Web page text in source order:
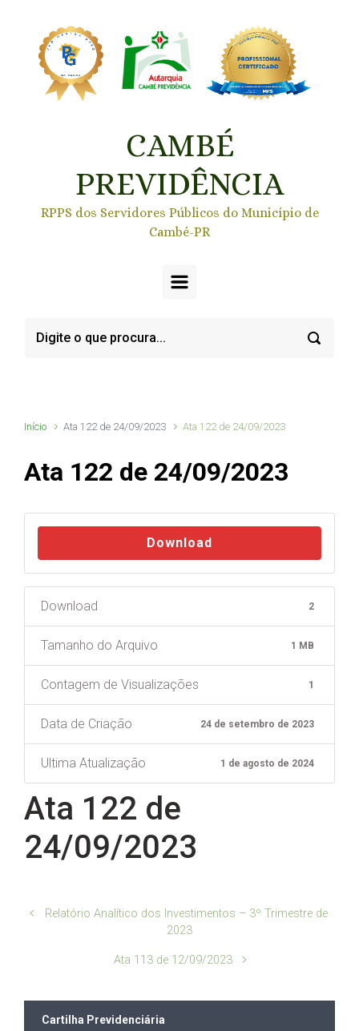
CAMBÉ
PREVIDÊNCIA
RPPS dos Servidores Públicos do Município de
Cambé-PR
Início Ata 122 de 24/09/2023 Ata 122 de 24/09/2023
Ata 122 de 24/09/2023
Download
Download 2
Tamanho do Arquivo 1 MB
Contagem de Visualizações 1
Data de Criação 24 de setembro de 2023
Ultima Atualização 1 de agosto de 2024
Ata 122 de
24/09/2023
Relatório Analítico dos Investimentos – 3º Trimestre de
2023
Ata 113 de 12/09/2023
Cartilha Previdenciária